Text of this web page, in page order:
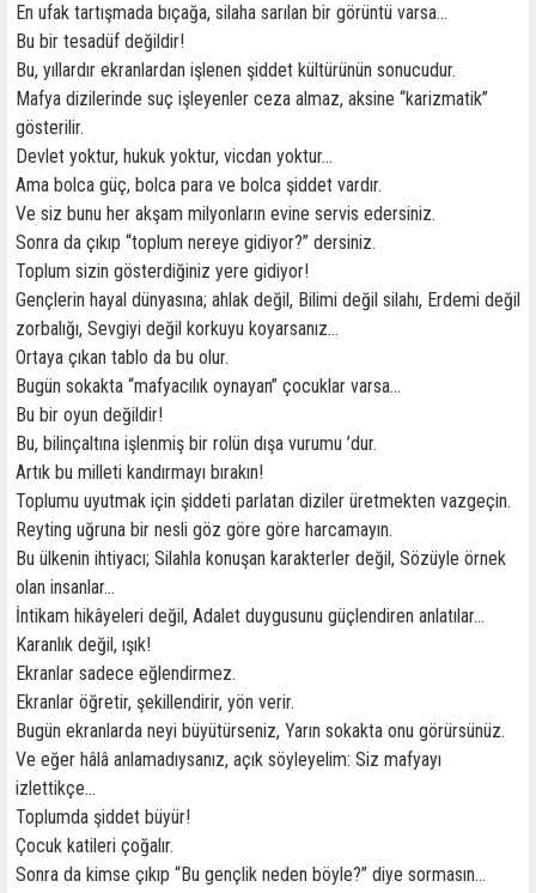
En ufak tartışmada bıçağa, silaha sarılan bir görüntü varsa…
Bu bir tesadüf değildir!
Bu, yıllardır ekranlardan işlenen şiddet kültürünün sonucudur.
Mafya dizilerinde suç işleyenler ceza almaz, aksine “karizmatik”
gösterilir.
Devlet yoktur, hukuk yoktur, vicdan yoktur…
Ama bolca güç, bolca para ve bolca şiddet vardır.
Ve siz bunu her akşam milyonların evine servis edersiniz.
Sonra da çıkıp “toplum nereye gidiyor?” dersiniz.
Toplum sizin gösterdiğiniz yere gidiyor!
Gençlerin hayal dünyasına; ahlak değil, Bilimi değil silahı, Erdemi değil
zorbalığı, Sevgiyi değil korkuyu koyarsanız…
Ortaya çıkan tablo da bu olur.
Bugün sokakta “mafyacılık oynayan” çocuklar varsa…
Bu bir oyun değildir!
Bu, bilinçaltına işlenmiş bir rolün dışa vurumu ’dur.
Artık bu milleti kandırmayı bırakın!
Toplumu uyutmak için şiddeti parlatan diziler üretmekten vazgeçin.
Reyting uğruna bir nesli göz göre göre harcamayın.
Bu ülkenin ihtiyacı; Silahla konuşan karakterler değil, Sözüyle örnek
olan insanlar…
İntikam hikâyeleri değil, Adalet duygusunu güçlendiren anlatılar…
Karanlık değil, ışık!
Ekranlar sadece eğlendirmez.
Ekranlar öğretir, şekillendirir, yön verir.
Bugün ekranlarda neyi büyütürseniz, Yarın sokakta onu görürsünüz.
Ve eğer hâlâ anlamadıysanız, açık söyleyelim: Siz mafyayı
izlettikçe…
Toplumda şiddet büyür!
Çocuk katileri çoğalır.
Sonra da kimse çıkıp “Bu gençlik neden böyle?” diye sormasın…